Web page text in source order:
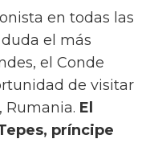
en todas las
el más
el Conde
de visitar
Rumania. El
príncipe